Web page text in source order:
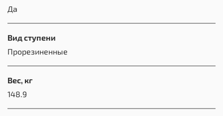
Да
Вид ступени
Прорезиненные
Вес, кг
148.9